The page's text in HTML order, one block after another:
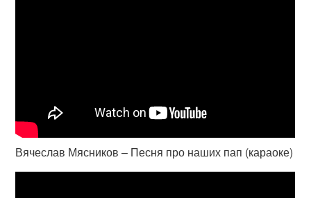
Вячеслав Мясников – Песня про наших пап (караоке)